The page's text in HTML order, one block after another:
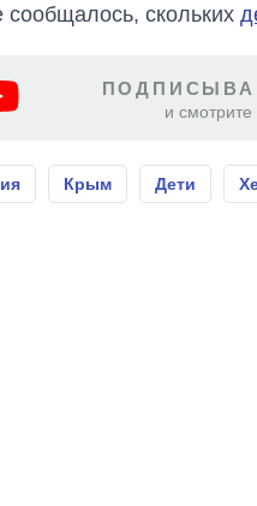
сообщалось, скольких
и
Крым Дети